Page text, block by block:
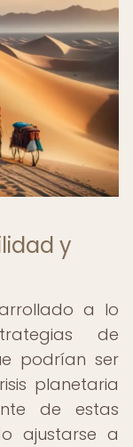
y
a lo
de
podrían ser
planetaria
de estas
ajustarse a